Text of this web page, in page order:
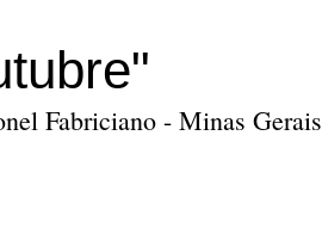
Fabriciano - Minas Gerais